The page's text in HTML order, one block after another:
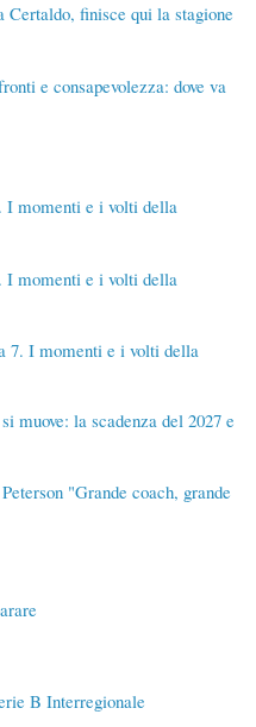
finisce qui la stagione
e consapevolezza: dove va
I momenti e i volti della
I momenti e i volti della
7. I momenti e i volti della
muove: la scadenza del 2027 e
"Grande coach, grande
B Interregionale